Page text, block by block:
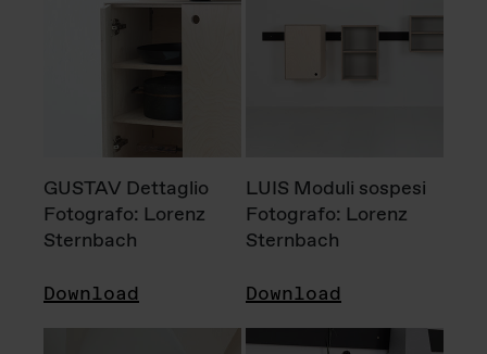
GUSTAV Dettaglio
Fotografo: Lorenz
Sternbach
Download
LUIS Moduli sospesi
Fotografo: Lorenz
Sternbach
Download